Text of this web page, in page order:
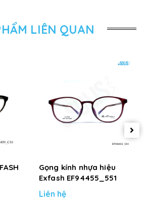
LIÊN QUAN
Gọng kính nhựa hiệu
Exfash EF94455_551
Liên hệ